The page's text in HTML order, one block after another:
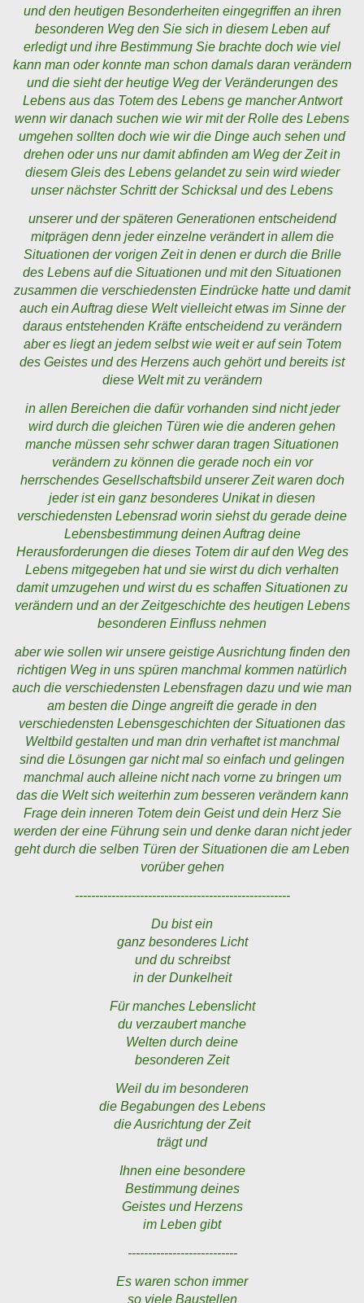
und den heutigen Besonderheiten eingegriffen an ihren
besonderen Weg den Sie sich in diesem Leben auf
erledigt und ihre Bestimmung Sie brachte doch wie viel
kann man oder konnte man schon damals daran verändern
und die sieht der heutige Weg der Veränderungen des
Lebens aus das Totem des Lebens ge mancher Antwort
wenn wir danach suchen wie wir mit der Rolle des Lebens
umgehen sollten doch wie wir die Dinge auch sehen und
drehen oder uns nur damit abfinden am Weg der Zeit in
diesem Gleis des Lebens gelandet zu sein wird wieder
unser nächster Schritt der Schicksal und des Lebens
unserer und der späteren Generationen entscheidend
mitprägen denn jeder einzelne verändert in allem die
Situationen der vorigen Zeit in denen er durch die Brille
des Lebens auf die Situationen und mit den Situationen
zusammen die verschiedensten Eindrücke hatte und damit
auch ein Auftrag diese Welt vielleicht etwas im Sinne der
daraus entstehenden Kräfte entscheidend zu verändern
aber es liegt an jedem selbst wie weit er auf sein Totem
des Geistes und des Herzens auch gehört und bereits ist
diese Welt mit zu verändern
in allen Bereichen die dafür vorhanden sind nicht jeder
wird durch die gleichen Türen wie die anderen gehen
manche müssen sehr schwer daran tragen Situationen
verändern zu können die gerade noch ein vor
herrschendes Gesellschaftsbild unserer Zeit waren doch
jeder ist ein ganz besonderes Unikat in diesen
verschiedensten Lebensrad worin siehst du gerade deine
Lebensbestimmung deinen Auftrag deine
Herausforderungen die dieses Totem dir auf den Weg des
Lebens mitgegeben hat und sie wirst du dich verhalten
damit umzugehen und wirst du es schaffen Situationen zu
verändern und an der Zeitgeschichte des heutigen Lebens
besonderen Einfluss nehmen
aber wie sollen wir unsere geistige Ausrichtung finden den
richtigen Weg in uns spüren manchmal kommen natürlich
auch die verschiedensten Lebensfragen dazu und wie man
am besten die Dinge angreift die gerade in den
verschiedensten Lebensgeschichten der Situationen das
Weltbild gestalten und man drin verhaftet ist manchmal
sind die Lösungen gar nicht mal so einfach und gelingen
manchmal auch alleine nicht nach vorne zu bringen um
das die Welt sich weiterhin zum besseren verändern kann
Frage dein inneren Totem dein Geist und dein Herz Sie
werden der eine Führung sein und denke daran nicht jeder
geht durch die selben Türen der Situationen die am Leben
vorüber gehen
-----------------------------------------------------
Du bist ein
ganz besonderes Licht
und du schreibst
in der Dunkelheit
Für manches Lebenslicht
du verzaubert manche
Welten durch deine
besonderen Zeit
Weil du im besonderen
die Begabungen des Lebens
die Ausrichtung der Zeit
trägt und
Ihnen eine besondere
Bestimmung deines
Geistes und Herzens
im Leben gibt
---------------------------
Es waren schon immer
so viele Baustellen